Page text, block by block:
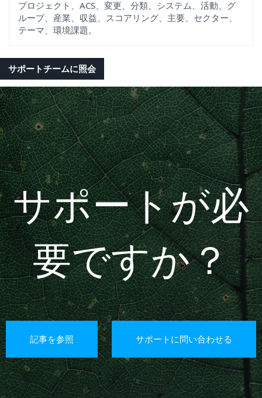
プロジェクト、ACS、変更、分類、システム、活動、グ
ループ、産業、収益、スコアリング、主要、セクター、
テーマ、環境課題。
サポートチームに照会
サポートが必
要ですか？
記事を参照 サポートに問い合わせる